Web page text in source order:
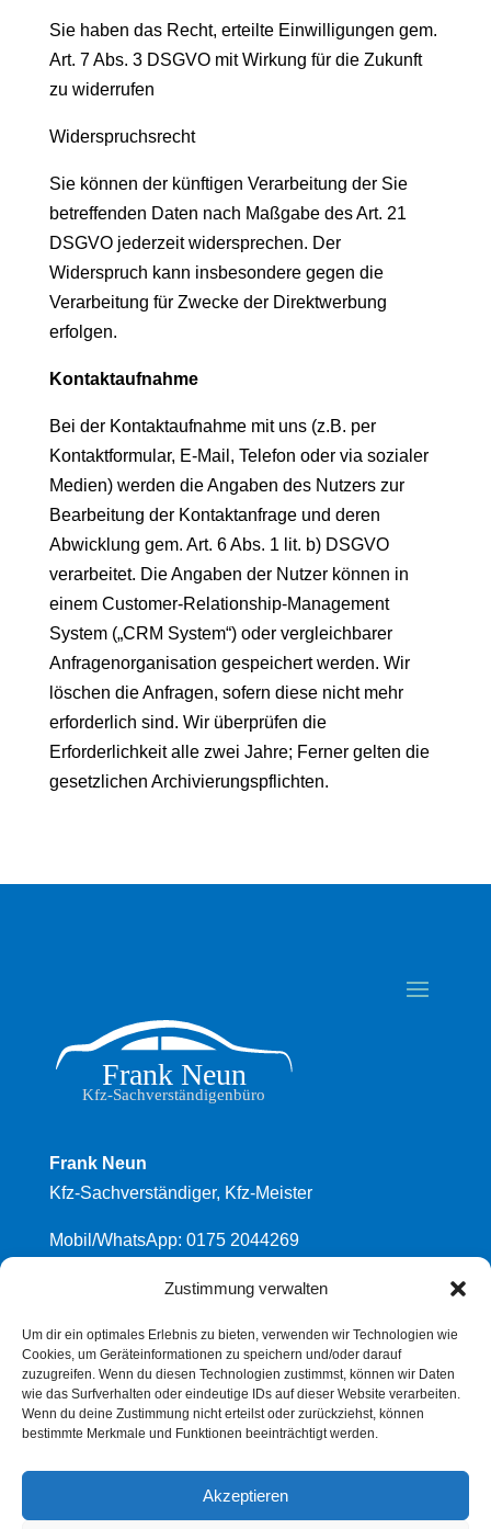
Zustimmung verwalten
Um dir ein optimales Erlebnis zu bieten, verwenden wir Technologien wie
Cookies, um Geräteinformationen zu speichern und/oder darauf
zuzugreifen. Wenn du diesen Technologien zustimmst, können wir Daten
wie das Surfverhalten oder eindeutige IDs auf dieser Website verarbeiten.
Wenn du deine Zustimmung nicht erteilst oder zurückziehst, können
bestimmte Merkmale und Funktionen beeinträchtigt werden.
Akzeptieren
Sie haben das Recht, erteilte Einwilligungen gem.
Art. 7 Abs. 3 DSGVO mit Wirkung für die Zukunft
zu widerrufen
Widerspruchsrecht
Sie können der künftigen Verarbeitung der Sie
betreffenden Daten nach Maßgabe des Art. 21
DSGVO jederzeit widersprechen. Der
Widerspruch kann insbesondere gegen die
Verarbeitung für Zwecke der Direktwerbung
erfolgen.
Kontaktaufnahme
Bei der Kontaktaufnahme mit uns (z.B. per
Kontaktformular, E-Mail, Telefon oder via sozialer
Medien) werden die Angaben des Nutzers zur
Bearbeitung der Kontaktanfrage und deren
Abwicklung gem. Art. 6 Abs. 1 lit. b) DSGVO
verarbeitet. Die Angaben der Nutzer können in
einem Customer-Relationship-Management
System („CRM System“) oder vergleichbarer
Anfragenorganisation gespeichert werden. Wir
löschen die Anfragen, sofern diese nicht mehr
erforderlich sind. Wir überprüfen die
Erforderlichkeit alle zwei Jahre; Ferner gelten die
gesetzlichen Archivierungspflichten.
Frank Neun
Kfz-Sachverständiger, Kfz-Meister
Mobil/WhatsApp: 0175 2044269
FSP Schaden- und Wergutachterdienst GmbH
Zum Weiher 13
63456 Hanau
www.fsp.de